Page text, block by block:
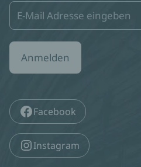
Anmelden
Facebook
Instagram